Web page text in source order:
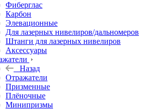
Фиберглас
Карбон
Элевационные
Для лазерных нивелиров/дальномеров
Штанги для лазерных нивелиров
Аксессуары
Назад
Отражатели
Призменные
Плёночные
Минипризмы